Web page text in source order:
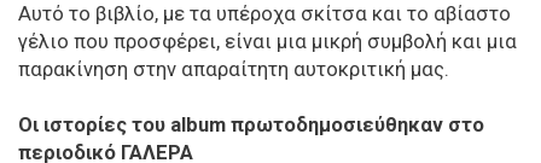
Αυτό το βιβλίο, με τα υπέροχα σκίτσα και το αβίαστο
γέλιο που προσφέρει, είναι μια μικρή συμβολή και μια
παρακίνηση στην απαραίτητη αυτοκριτική μας.
Οι ιστορίες του album πρωτοδημοσιεύθηκαν στο
περιοδικό ΓΑΛΕΡΑ